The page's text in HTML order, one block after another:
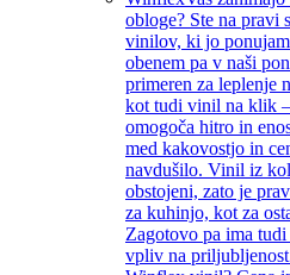
obloge? Ste na pravi
vinilov, ki jo
obenem pa v naši
primeren za leplenje
kot tudi vinil na klik
omogoča hitro in
med kakovostjo in
navdušilo. Vinil iz
obstojeni, zato je
za kuhinjo, kot za
Zagotovo pa ima
vpliv na